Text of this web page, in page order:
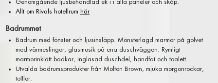
SHOWPAKET STOCKHOLM
FÖR PRODUKTIONSBOLAG
KONFERENS & KVÄLLSEVENT
Genomgående ljusbehandlad ek i i alla paneler och skåp.
Allt om Rivals hotellrum här
Badrummet
Badrum med fönster och ljusinsläpp. Mönsterlagd marmor på golvet
med värmeslingor, glasmosik på ena duschväggen. Rymligt
marmorinklätt badkar, inglasad duschdel, handfat och toalett.
Utvalda badrumsprodukter från Molton Brown, mjuka morgonrockar,
tofflor.